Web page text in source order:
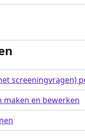
screeningvragen)
maken en bewerken